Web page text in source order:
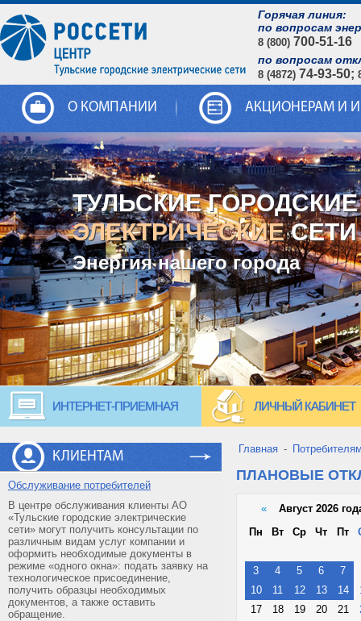
Горячая линия:
по вопросам
8 (800) 700-51-16
по вопросам
8 (4872) 74-93-50;
О КОМПАНИИ АКЦИОНЕРАМ И
ТУЛЬСКИЕ ГОРОДСКИЕ
ЭЛЕКТРИЧЕСКИЕСЕТИ
Энергия нашего города
ИНТЕРНЕТ-ПРИЕМНАЯ ЛИЧНЫЙ КАБИНЕТ
КЛИЕНТАМ
Обслуживание потребителей
В центре обслуживания клиенты АО
«Тульские городские электрические
сети» могут получить консультации по
различным видам услуг компании и
оформить необходимые документы в
режиме «одного окна»: подать заявку на
технологическое присоединение,
получить образцы необходимых
документов, а также оставить
обращение.
Главная -
ПЛАНОВЫЕ
«
Август 2026
Пн
Вт Ср Чт Пт
3 4 5 6
7
10
11 12 13 14
17
18 19 20 21